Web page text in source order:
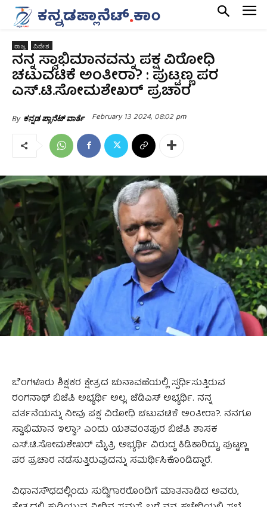
ರಾಜ್ಯ ವಿದೇಶ
ನನ್ನ ಸ್ವಾಭಿಮಾನವನ್ನು ಪಕ್ಷ ವಿರೋಧಿ
ಚಟುವಟಿಕೆ ಅಂತೀರಾ? : ಪುಟ್ಟಣ್ಣ ಪರ
ಎಸ್.ಟಿ.ಸೋಮಶೇಖರ್ ಪ್ರಚಾರ
By ಕನ್ನಡ ಪ್ಲಾನೆಟ್ ವಾರ್ತೆ February 13 2024, 08:02 pm
ಬೆಂಗಳೂರು ಶಿಕ್ಷಕರ ಕ್ಷೇತ್ರದ ಚುನಾವಣೆಯಲ್ಲಿ ಸ್ಪರ್ಧಿಸುತ್ತಿರುವ
ರಂಗನಾಥ್ ಬಿಜೆಪಿ ಅಭ್ಯರ್ಥಿ ಅಲ್ಲ. ಜೆಡಿಎಸ್ ಅಭ್ಯರ್ಥಿ. ನನ್ನ
ವರ್ತನೆಯನ್ನು ನೀವು ಪಕ್ಷ ವಿರೋಧಿ ಚಟುವಟಿಕೆ ಅಂತೀರಾ?. ನನಗೂ
ಸ್ವಾಭಿಮಾನ ಇಲ್ವಾ? ಎಂದು ಯಶವಂತಪುರ ಬಿಜೆಪಿ ಶಾಸಕ
ಎಸ್.ಟಿ.ಸೋಮಶೇಖರ್ ಮೈತ್ರಿ ಅಭ್ಯರ್ಥಿ ವಿರುದ್ಧ ಕಿಡಿಕಾರಿದ್ದು, ಪುಟ್ಟಣ್ಣ
ಪರ ಪ್ರಚಾರ ನಡೆಸುತ್ತಿರುವುದನ್ನು ಸಮರ್ಥಿಸಿಕೊಂಡಿದ್ದಾರೆ.
ವಿಧಾನಸೌಧದಲ್ಲಿಂದು ಸುದ್ದಿಗಾರರೊಂದಿಗೆ ಮಾತನಾಡಿದ ಅವರು,